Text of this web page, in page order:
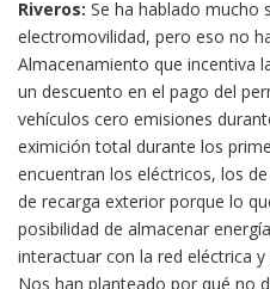
Riveros: Se ha hablado mucho
electromovilidad, pero eso no
Almacenamiento que incentiva
un descuento en el pago del
vehículos cero emisiones
eximición total durante los
encuentran los eléctricos, los
de recarga exterior porque lo
posibilidad de almacenar
interactuar con la red eléctrica y
Nos han planteado por qué no